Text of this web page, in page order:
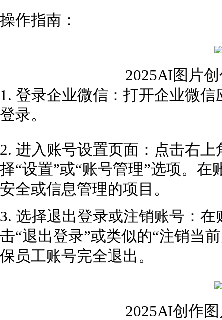
操作指南：
2025AI图片
1. 登录企业微信：打开企业微
登录。
2. 进入账号设置页面：点击右
择“设置”或“账号管理”选项。
安全或信息管理的项目。
3. 选择退出登录或注销账号：
击“退出登录”或类似的“注销当
保员工账号完全退出。
2025AI创作